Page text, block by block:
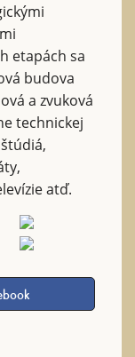
etapách sa
budova
a zvuková
technickej
atď.